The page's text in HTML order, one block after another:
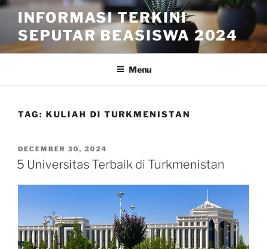
Skip
content
INFORMASI TERKINI
SEPUTAR BEASISWA 2024
Menu
TAG: KULIAH DI TURKMENISTAN
POSTED
ON
DECEMBER 30, 2024
5 Universitas Terbaik di Turkmenistan